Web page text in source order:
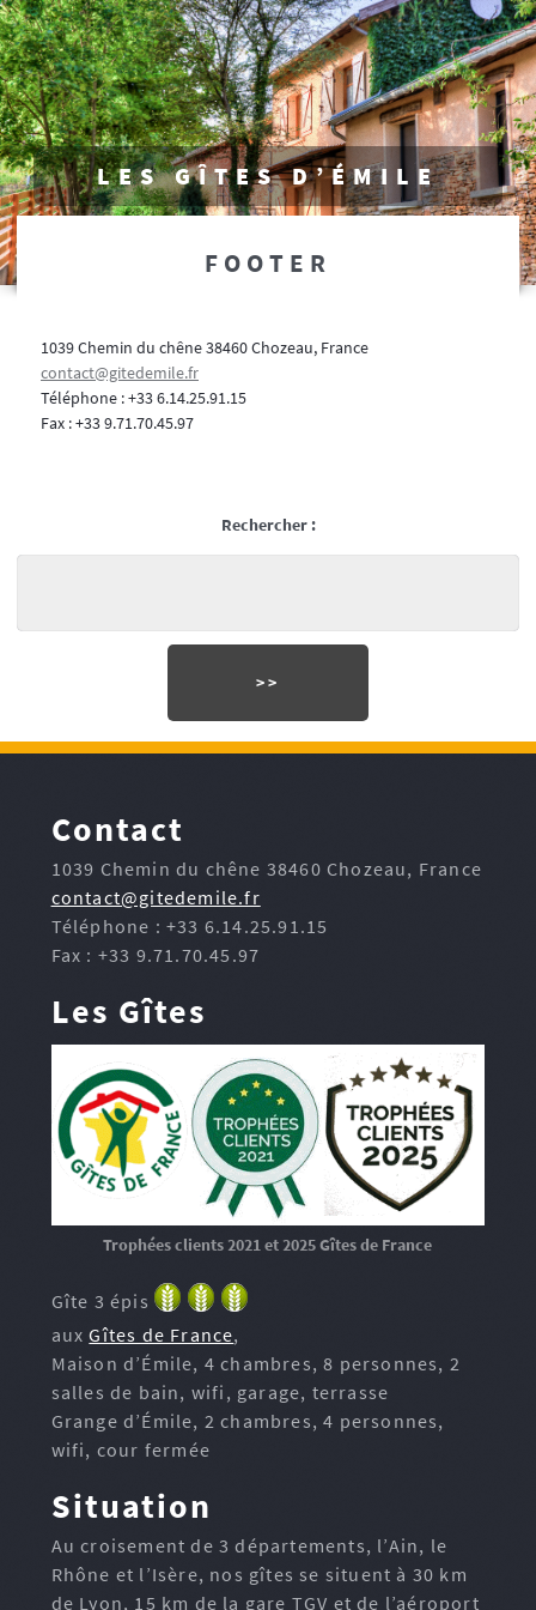
LES GÎTES D’ÉMILE
FOOTER
1039 Chemin du chêne 38460 Chozeau, France
contact@gitedemile.fr
Téléphone : +33 6.14.25.91.15
Fax : +33 9.71.70.45.97
Rechercher :
Contact
1039 Chemin du chêne 38460 Chozeau, France
contact@gitedemile.fr
Téléphone : +33 6.14.25.91.15
Fax : +33 9.71.70.45.97
Les Gîtes
Trophées clients 2021 et 2025 Gîtes de France
Gîte 3 épis
auxGîtes de France,
Maison d’Émile, 4 chambres, 8 personnes, 2
salles de bain, wifi, garage, terrasse
Grange d’Émile, 2 chambres, 4 personnes,
wifi, cour fermée
Situation
Au croisement de 3 départements, l’Ain, le
Rhône et l’Isère, nos gîtes se situent à 30 km
de Lyon, 15 km de la gare TGV et de l’aéroport